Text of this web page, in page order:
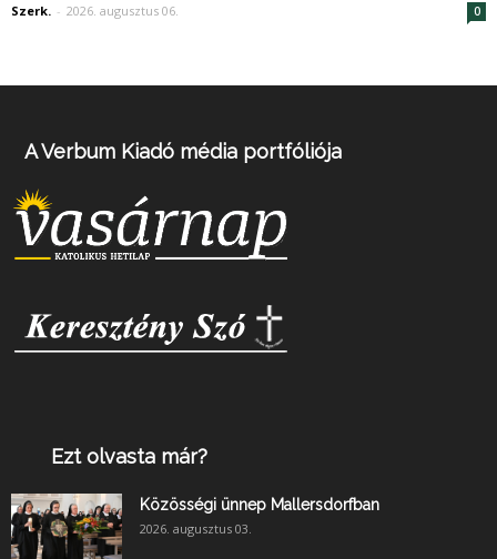
Szerk. - 2026. augusztus 06. 0
A Verbum Kiadó média portfóliója
Ezt olvasta már?
Közösségi ünnep Mallersdorfban
2026. augusztus 03.